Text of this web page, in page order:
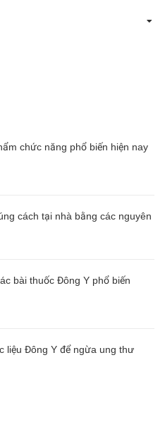
chức năng phổ biến hiện nay
cách tại nhà bằng các nguyên
bài thuốc Đông Y phổ biến
liệu Đông Y để ngừa ung thư